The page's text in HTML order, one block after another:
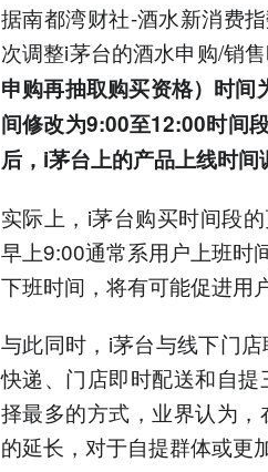
据南都湾财社-酒水新消费
次调整i茅台的酒水申购/销售
申购再抽取购买资格）时
间修改为9:00至12:00时间
后，i茅台上的产品上线时间
实际上，i茅台购买时间段
早上9:00通常系用户上班时
下班时间，将有可能促进用
与此同时，i茅台与线下门
快递、门店即时配送和自
择最多的方式，业界认为
的延长，对于自提群体或更